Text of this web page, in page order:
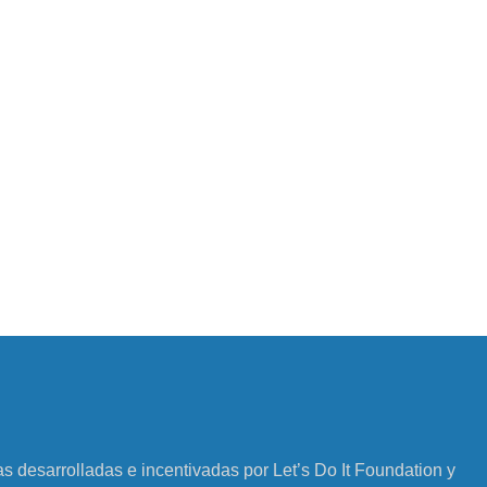
desarrolladas e incentivadas por Let’s Do It Foundation y